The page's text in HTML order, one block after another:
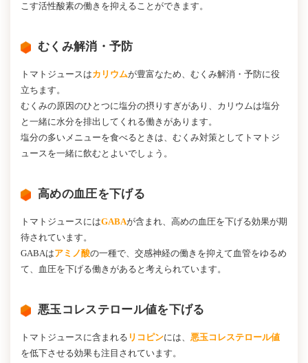
こす活性酸素の働きを抑えることができます。
むくみ解消・予防
トマトジュースはカリウムが豊富なため、むくみ解消・予防に役
立ちます。
むくみの原因のひとつに塩分の摂りすぎがあり、カリウムは塩分
と一緒に水分を排出してくれる働きがあります。
塩分の多いメニューを食べるときは、むくみ対策としてトマトジ
ュースを一緒に飲むとよいでしょう。
高めの血圧を下げる
トマトジュースにはGABAが含まれ、高めの血圧を下げる効果が期
待されています。
GABAはアミノ酸の一種で、交感神経の働きを抑えて血管をゆるめ
て、血圧を下げる働きがあると考えられています。
悪玉コレステロール値を下げる
トマトジュースに含まれる リコピンには、 悪玉コレステロール値
を低下させる効果も注目されています。